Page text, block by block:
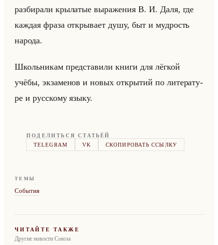
раз­би­ра­ли кры­ла­тые вы­ра­же­ния В. И. Даля, где
каж­дая фраза от­кры­ва­ет душу, быт и муд­рость
на­ро­да.
Школьни­кам пред­ста­ви­ли книги для лёг­кой
учёбы, эк­за­ме­нов и новых от­кры­тий по ли­те­ра­ту­
ре и рус­ско­му языку.
ПОДЕЛИТЬСЯ СТАТЬЁЙ
TELEGRAM
VK СКОПИРОВАТЬ ССЫЛКУ
ТЕМЫ
События
ЧИТАЙТЕ ТАКЖЕ
Другие новости Союза